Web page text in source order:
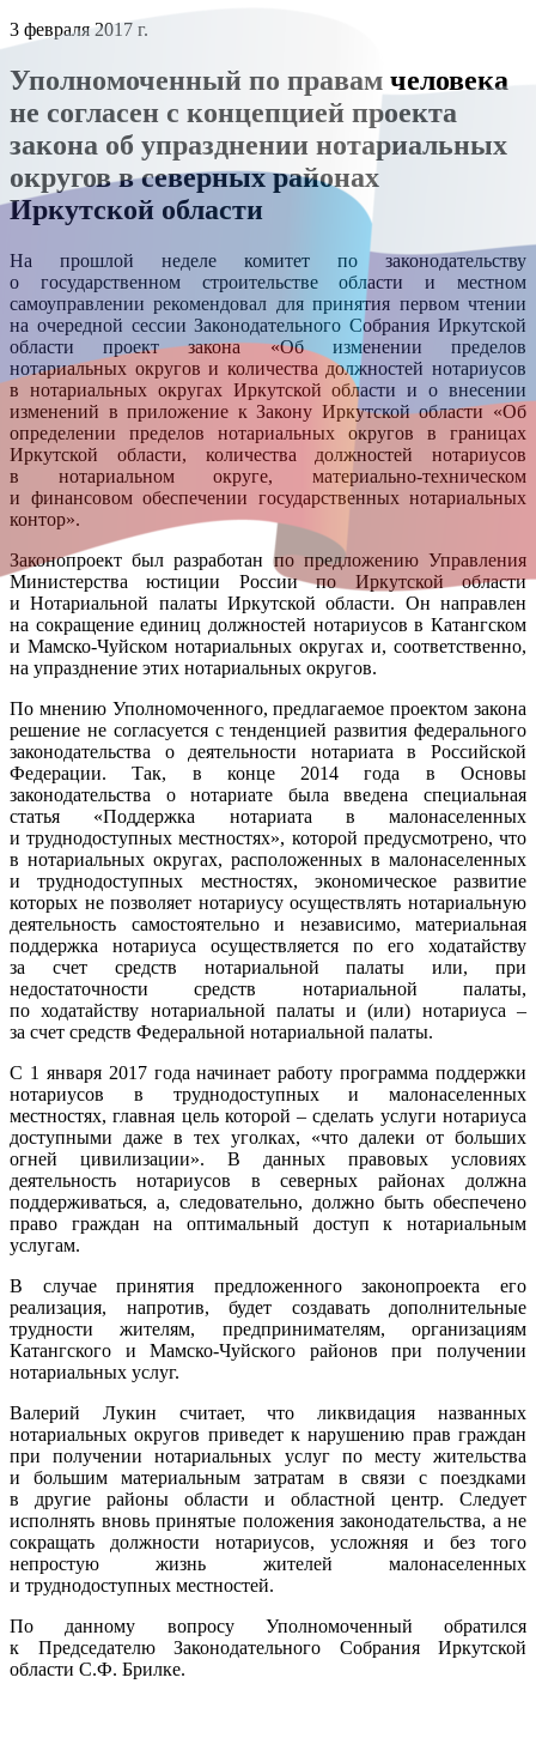
3 февраля 2017 г.
Уполномоченный по правам человека
не согласен с концепцией проекта
закона об упразднении нотариальных
округов в северных районах
Иркутской области
На прошлой неделе комитет по законодательству
о государственном строительстве области и местном
самоуправлении рекомендовал для принятия первом чтении
на очередной сессии Законодательного Собрания Иркутской
области проект закона «Об изменении пределов
нотариальных округов и количества должностей нотариусов
в нотариальных округах Иркутской области и о внесении
изменений в приложение к Закону Иркутской области «Об
определении пределов нотариальных округов в границах
Иркутской области, количества должностей нотариусов
в нотариальном округе, материально-техническом
и финансовом обеспечении государственных нотариальных
контор».
Законопроект был разработан по предложению Управления
Министерства юстиции России по Иркутской области
и Нотариальной палаты Иркутской области. Он направлен
на сокращение единиц должностей нотариусов в Катангском
и Мамско-Чуйском нотариальных округах и, соответственно,
на упразднение этих нотариальных округов.
По мнению Уполномоченного, предлагаемое проектом закона
решение не согласуется с тенденцией развития федерального
законодательства о деятельности нотариата в Российской
Федерации. Так, в конце 2014 года в Основы
законодательства о нотариате была введена специальная
статья «Поддержка нотариата в малонаселенных
и труднодоступных местностях», которой предусмотрено, что
в нотариальных округах, расположенных в малонаселенных
и труднодоступных местностях, экономическое развитие
которых не позволяет нотариусу осуществлять нотариальную
деятельность самостоятельно и независимо, материальная
поддержка нотариуса осуществляется по его ходатайству
за счет средств нотариальной палаты или, при
недостаточности средств нотариальной палаты,
по ходатайству нотариальной палаты и (или) нотариуса –
за счет средств Федеральной нотариальной палаты.
С 1 января 2017 года начинает работу программа поддержки
нотариусов в труднодоступных и малонаселенных
местностях, главная цель которой – сделать услуги нотариуса
доступными даже в тех уголках, «что далеки от больших
огней цивилизации». В данных правовых условиях
деятельность нотариусов в северных районах должна
поддерживаться, а, следовательно, должно быть обеспечено
право граждан на оптимальный доступ к нотариальным
услугам.
В случае принятия предложенного законопроекта его
реализация, напротив, будет создавать дополнительные
трудности жителям, предпринимателям, организациям
Катангского и Мамско-Чуйского районов при получении
нотариальных услуг.
Валерий Лукин считает, что ликвидация названных
нотариальных округов приведет к нарушению прав граждан
при получении нотариальных услуг по месту жительства
и большим материальным затратам в связи с поездками
в другие районы области и областной центр. Следует
исполнять вновь принятые положения законодательства, а не
сокращать должности нотариусов, усложняя и без того
непростую жизнь жителей малонаселенных
и труднодоступных местностей.
По данному вопросу Уполномоченный обратился
к Председателю Законодательного Собрания Иркутской
области С.Ф. Брилке.